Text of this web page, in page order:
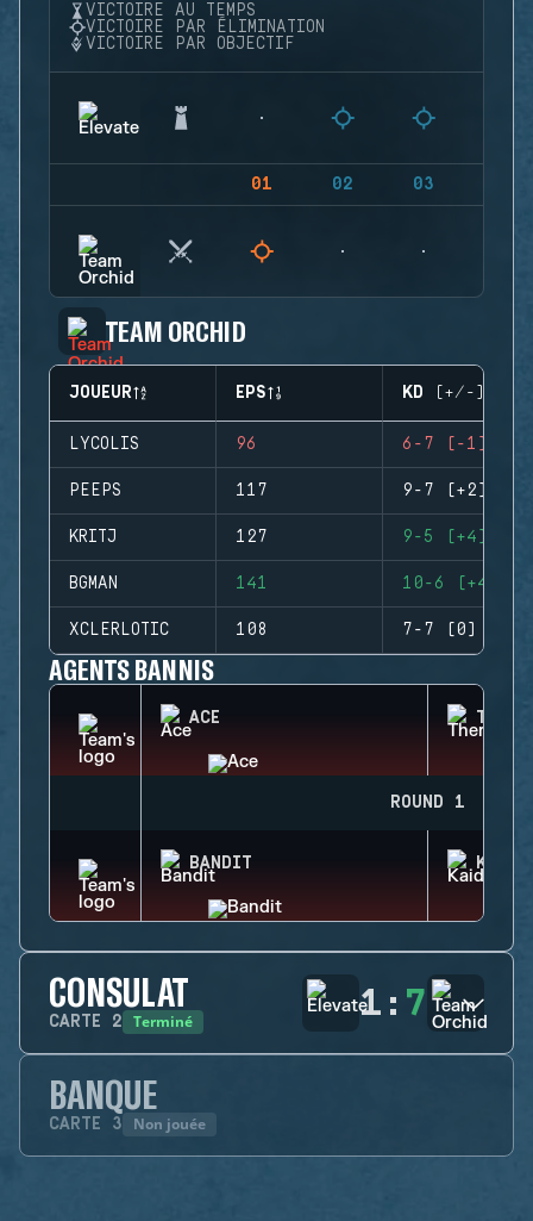
VICTOIRE AU TEMPS
VICTOIRE PAR ÉLIMINATION
VICTOIRE PAR OBJECTIF
01 02 03
TEAM ORCHID
JOUEUR EPS KD (+/-)
LYCOLIS 96 6-7 (-1)
PEEPS 117 9-7 (+2)
KRITJ 127 9-5 (+4)
BGMAN 141 10-6 (+4)
XCLERLOTIC 108 7-7 (0)
AGENTS BANNIS
ACE
ROUND 1
BANDIT KAID
CONSULAT
CARTE 2 Terminé 1 : 7
BANQUE
CARTE 3 Non jouée